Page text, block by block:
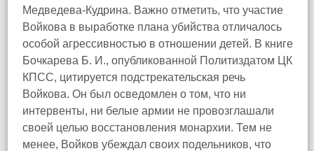
Медведева-Кудрина. Важно отметить, что участие
Войкова в выработке плана убийства отличалось
особой агрессивностью в отношении детей. В книге
Бочкарева Б. И., опубликованной Политиздатом ЦК
КПСС, цитируется подстрекательская речь
Войкова. Он был осведомлен о том, что ни
интервенты, ни белые армии не провозглашали
своей целью восстановления монархии. Тем не
менее, Войков убеждал своих подельников, что